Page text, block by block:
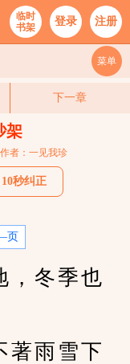
临时
书架
登录 注册
菜单
下一章
架
作者：一见我珍
10秒纠正
页
冬季也
雨雪下